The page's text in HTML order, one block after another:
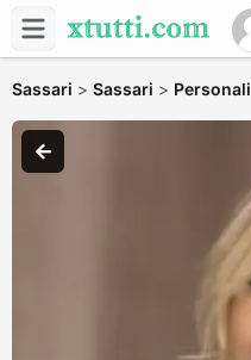
Sassari > Sassari > Personali